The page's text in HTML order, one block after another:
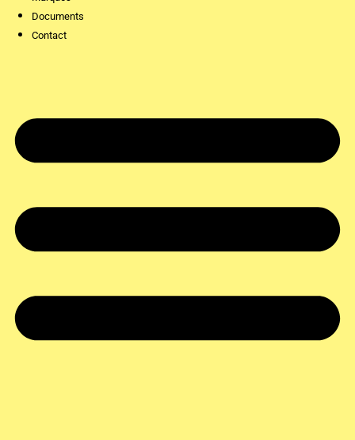
Documents
Contact